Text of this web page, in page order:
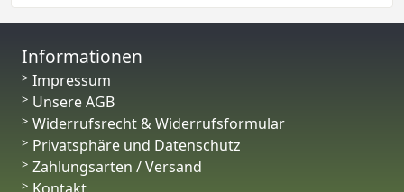
Informationen
Impressum
Unsere AGB
Widerrufsrecht & Widerrufsformular
Privatsphäre und Datenschutz
Zahlungsarten / Versand